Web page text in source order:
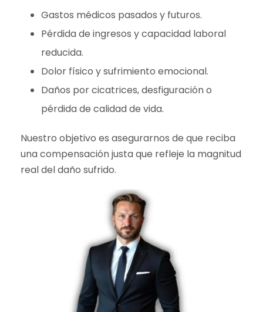
Gastos médicos pasados y futuros.
Pérdida de ingresos y capacidad laboral
reducida.
Dolor físico y sufrimiento emocional.
Daños por cicatrices, desfiguración o
pérdida de calidad de vida.
Nuestro objetivo es asegurarnos de que reciba
una compensación justa que refleje la magnitud
real del daño sufrido.